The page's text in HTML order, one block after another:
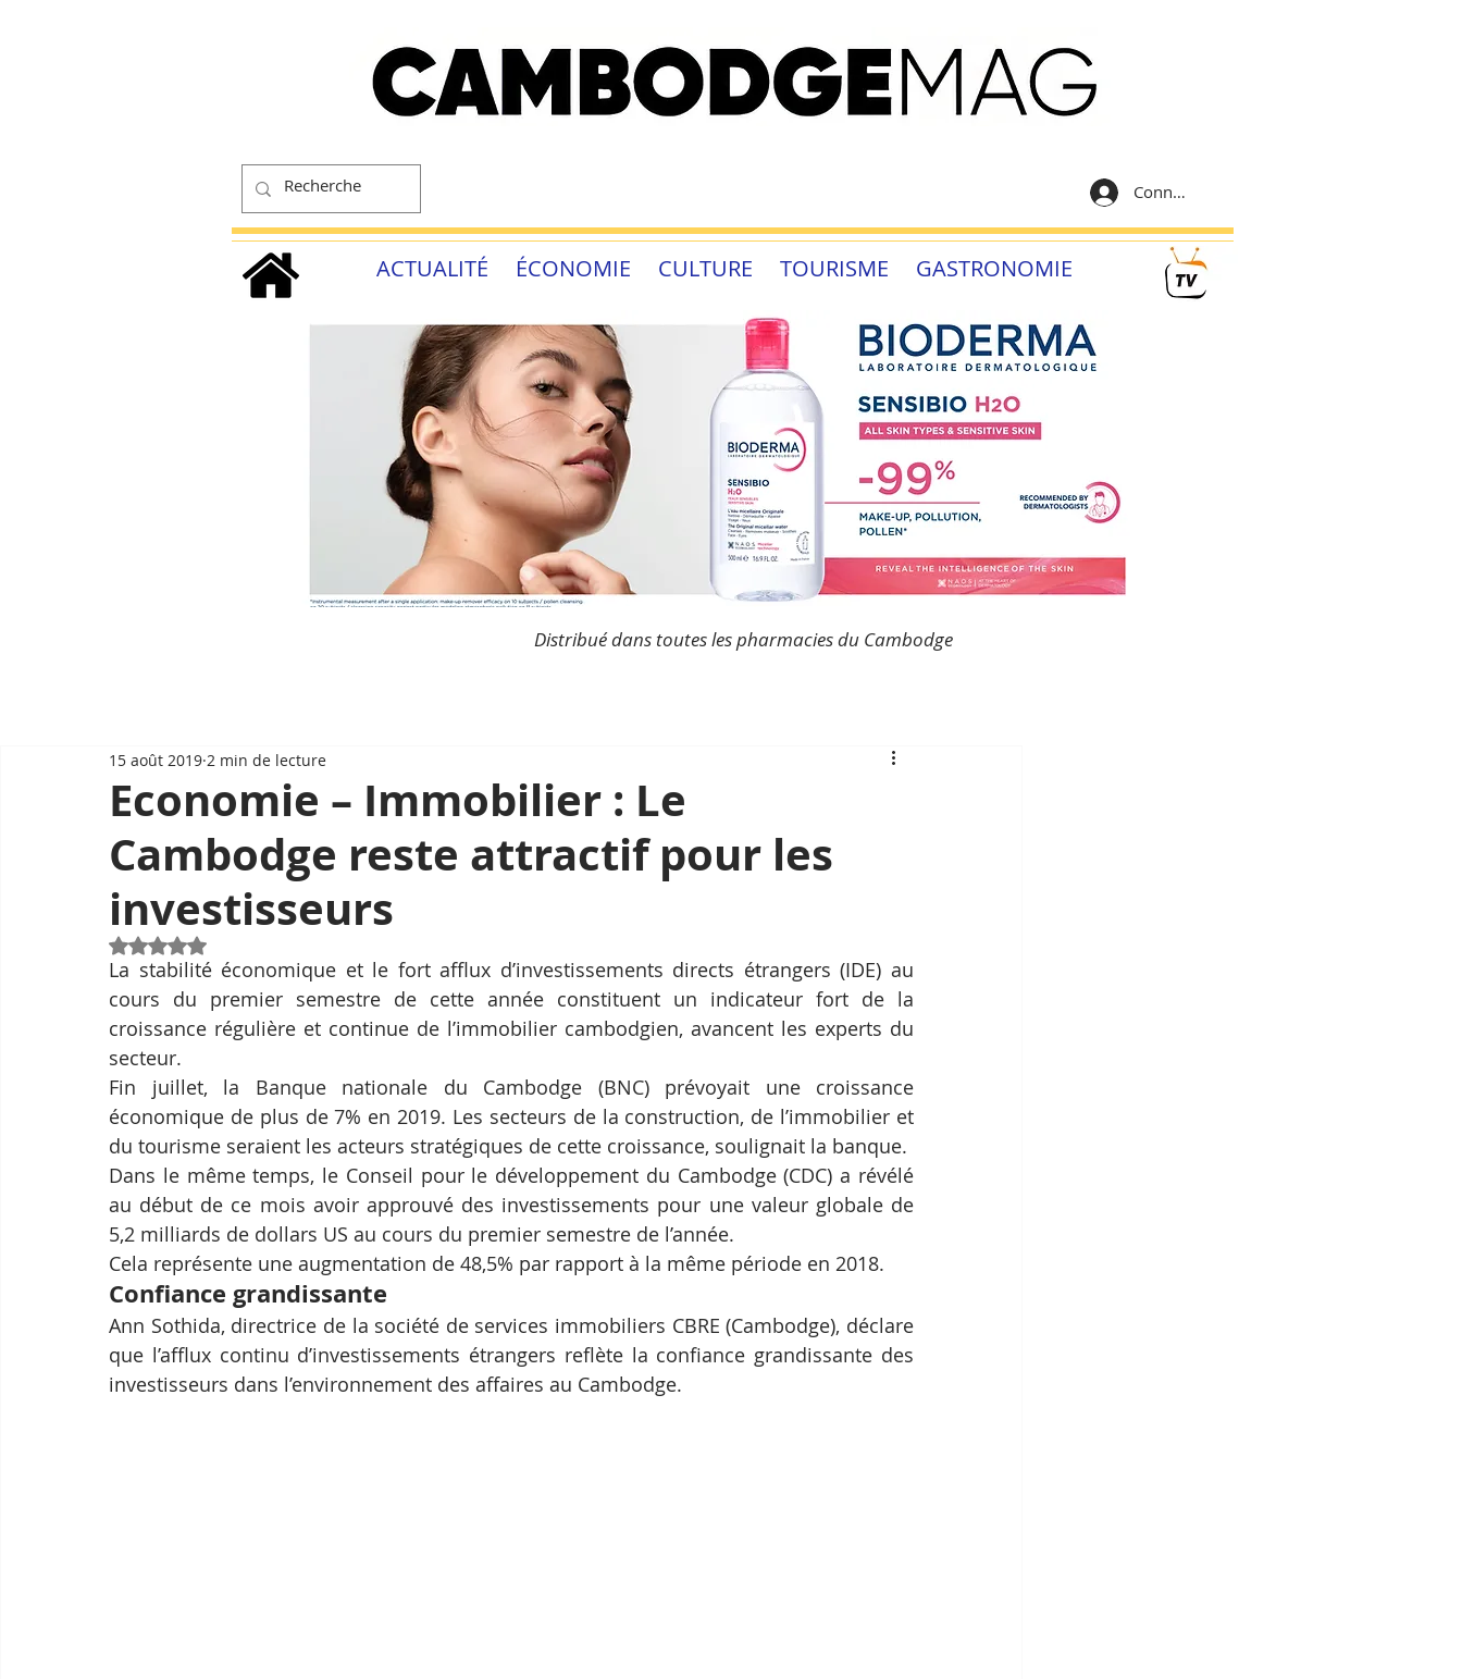
Connexion
ACTUALITÉ ÉCONOMIE CULTURE TOURISME GASTRONOMIE
Distribué dans toutes les pharmacies du Cambodge
Economie – Immobilier : Le
Cambodge reste attractif pour les
investisseurs
15 août 2019 2 min de lecture
Noté NaN étoiles sur 5.
La stabilité économique et le fort afflux d’investissements directs étrangers (IDE) au
cours du premier semestre de cette année constituent un indicateur fort de la
croissance régulière et continue de l’immobilier cambodgien, avancent les experts du
secteur.
Fin juillet, la Banque nationale du Cambodge (BNC) prévoyait une croissance
économique de plus de 7% en 2019. Les secteurs de la construction, de l’immobilier et
du tourisme seraient les acteurs stratégiques de cette croissance, soulignait la banque.
Dans le même temps, le Conseil pour le développement du Cambodge (CDC) a révélé
au début de ce mois avoir approuvé des investissements pour une valeur globale de
5,2 milliards de dollars US au cours du premier semestre de l’année.
Cela représente une augmentation de 48,5% par rapport à la même période en 2018.
Confiance grandissante
Ann Sothida, directrice de la société de services immobiliers CBRE (Cambodge), déclare
que l’afflux continu d’investissements étrangers reflète la confiance grandissante des
investisseurs dans l’environnement des affaires au Cambodge.